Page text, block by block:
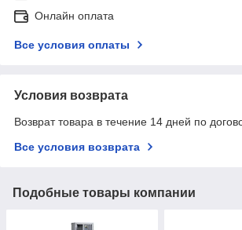
Онлайн оплата
Все условия оплаты
Условия возврата
Возврат товара в течение 14 дней по
Все условия возврата
Подобные товары компании